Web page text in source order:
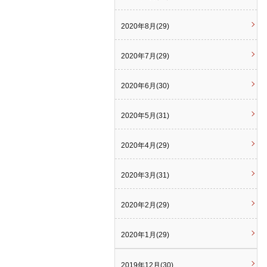
2020年8月(29)
2020年7月(29)
2020年6月(30)
2020年5月(31)
2020年4月(29)
2020年3月(31)
2020年2月(29)
2020年1月(29)
2019年12月(30)